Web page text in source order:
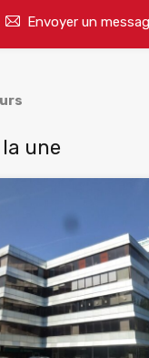
Envoyer un
une